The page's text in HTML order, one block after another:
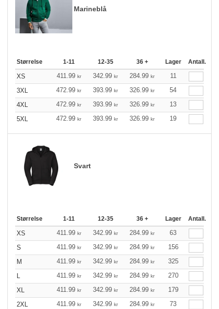
Marineblå
Størrelse 1-11 12-35 36 + Lager Antall.
XS 411.99 kr 342.99 kr 284.99 kr
11
3XL
472.99 kr 393.99 kr 326.99 kr
54
4XL
472.99 kr 393.99 kr 326.99 kr
13
5XL
472.99 kr 393.99 kr 326.99 kr 19
Svart
Størrelse 1-11 12-35 36 + Lager Antall.
XS 411.99 kr 342.99 kr 284.99 kr
63
S
411.99 kr 342.99 kr 284.99 kr
156
M
411.99 kr 342.99 kr 284.99 kr
325
L
411.99 kr 342.99 kr 284.99 kr
270
XL
411.99 kr 342.99 kr 284.99 kr
179
2XL
411.99 kr 342.99 kr 284.99 kr
73